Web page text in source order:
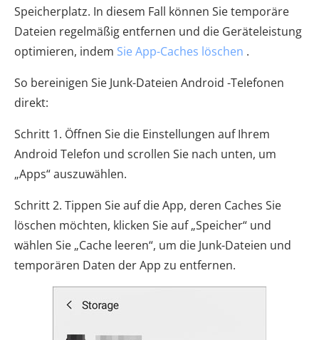
Speicherplatz. In diesem Fall können Sie temporäre
Dateien regelmäßig entfernen und die Geräteleistung
optimieren, indem Sie App-Caches löschen .
So bereinigen Sie Junk-Dateien Android -Telefonen
direkt:
Schritt 1. Öffnen Sie die Einstellungen auf Ihrem
Android Telefon und scrollen Sie nach unten, um
„Apps“ auszuwählen.
Schritt 2. Tippen Sie auf die App, deren Caches Sie
löschen möchten, klicken Sie auf „Speicher“ und
wählen Sie „Cache leeren“, um die Junk-Dateien und
temporären Daten der App zu entfernen.